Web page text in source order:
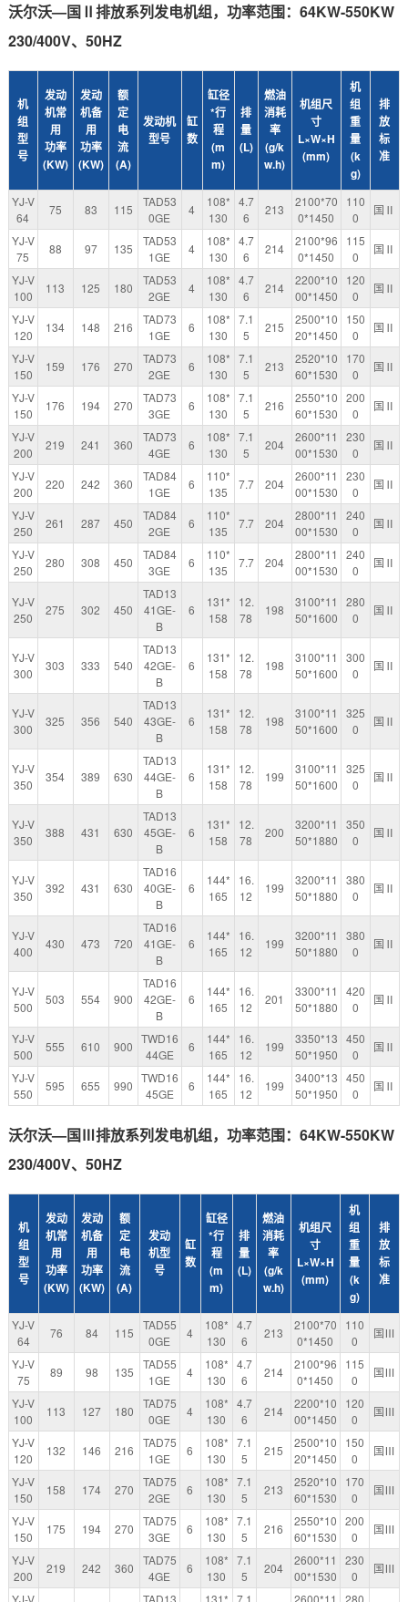
沃尔沃—国Ⅱ排放系列发电机组，功率范围：64KW-550KW
230/400V、50HZ
机
组
型
号
发动
机常
用
功率
(KW)
发动
机备
用
功率
(KW)
额
定
电
流
(A)
发动机
型号
缸
数
缸径
*行
程
(m
m)
排
量
(L)
燃油
消耗
率
(g/k
w.h)
机组尺
寸
L×W×H
(mm)
机
组
重
量
(k
g)
排
放
标
准
YJ-V
64
75 83 115
TAD53
0GE
4
108*
130
4.7
6
213
2100*70
0*1450
110
0
国Ⅱ
YJ-V
75
88 97 135
TAD53
1GE
4
108*
130
4.7
6
214
2100*96
0*1450
115
0
国Ⅱ
YJ-V
100
113 125 180
TAD53
2GE
4
108*
130
4.7
6
214
2200*10
00*1450
120
0
国Ⅱ
YJ-V
120
134 148 216
TAD73
1GE
6
108*
130
7.1
5
215
2500*10
20*1450
150
0
国Ⅱ
YJ-V
150
159 176 270
TAD73
2GE
6
108*
130
7.1
5
213
2520*10
60*1530
170
0
国Ⅱ
YJ-V
150
176 194 270
TAD73
3GE
6
108*
130
7.1
5
216
2550*10
60*1530
200
0
国Ⅱ
YJ-V
200
219 241 360
TAD73
4GE
6
108*
130
7.1
5
204
2600*11
00*1530
230
0
国Ⅱ
YJ-V
200
220 242 360
TAD84
1GE
6
110*
135
7.7 204
2600*11
00*1530
230
0
国Ⅱ
YJ-V
250
261 287 450
TAD84
2GE
6
110*
135
7.7 204
2800*11
00*1530
240
0
国Ⅱ
YJ-V
250
280 308 450
TAD84
3GE
6
110*
135
7.7 204
2800*11
00*1530
240
0
国Ⅱ
YJ-V
250
275 302 450
TAD13
41GE-
B
6
131*
158
12.
78
198
3100*11
50*1600
280
0
国Ⅱ
YJ-V
300
303 333 540
TAD13
42GE-
B
6
131*
158
12.
78
198
3100*11
50*1600
300
0
国Ⅱ
YJ-V
300
325 356 540
TAD13
43GE-
B
6
131*
158
12.
78
198
3100*11
50*1600
325
0
国Ⅱ
YJ-V
350
354 389 630
TAD13
44GE-
B
6
131*
158
12.
78
199
3100*11
50*1600
325
0
国Ⅱ
YJ-V
350
388 431 630
TAD13
45GE-
B
6
131*
158
12.
78
200
3200*11
50*1880
350
0
国Ⅱ
YJ-V
350
392 431 630
TAD16
40GE-
B
6
144*
165
16.
12
199
3200*11
50*1880
380
0
国Ⅱ
YJ-V
400
430 473 720
TAD16
41GE-
B
6
144*
165
16.
12
199
3200*11
50*1880
380
0
国Ⅱ
YJ-V
500
503 554 900
TAD16
42GE-
B
6
144*
165
16.
12
201
3300*11
50*1880
420
0
国Ⅱ
YJ-V
500
555 610 900
TWD16
44GE
6
144*
165
16.
12
199
3350*13
50*1950
450
0
国Ⅱ
YJ-V
550
595 655 990
TWD16
45GE
6
144*
165
16.
12
199
3400*13
50*1950
450
0
国Ⅱ
沃尔沃—国Ⅲ排放系列发电机组，功率范围：64KW-550KW
230/400V、50HZ
机
组
型
号
发动
机常
用
功率
(KW)
发动
机备
用
功率
(KW)
额
定
电
流
(A)
发动
机型
号
缸
数
缸径
*行
程
(m
m)
排
量
(L)
燃油
消耗
率
(g/k
w.h)
机组尺
寸
L×W×H
(mm)
机
组
重
量
(k
g)
排
放
标
准
YJ-V
64
76 84 115
TAD55
0GE
4
108*
130
4.7
6
213
2100*70
0*1450
110
0
国Ⅲ
YJ-V
75
89 98 135
TAD55
1GE
4
108*
130
4.7
6
214
2100*96
0*1450
115
0
国Ⅲ
YJ-V
100
113 127 180
TAD75
0GE
4
108*
130
4.7
6
214
2200*10
00*1450
120
0
国Ⅲ
YJ-V
120
132 146 216
TAD75
1GE
6
108*
130
7.1
5
215
2500*10
20*1450
150
0
国Ⅲ
YJ-V
150
158 174 270
TAD75
2GE
6
108*
130
7.1
5
213
2520*10
60*1530
170
0
国Ⅲ
YJ-V
150
175 194 270
TAD75
3GE
6
108*
130
7.1
5
216
2550*10
60*1530
200
0
国Ⅲ
YJ-V
200
219 242 360
TAD75
4GE
6
108*
130
7.1
5
204
2600*11
00*1530
230
0
国Ⅲ
YJ-V
TAD13 131* 7.1 2600*11 280